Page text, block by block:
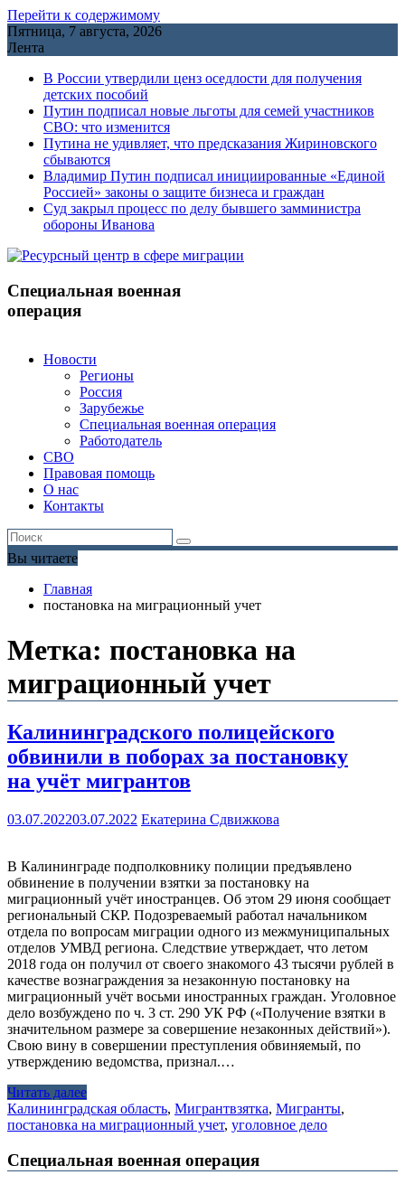
Перейти к содержимому
Пятница, 7 августа, 2026
Лента
В России утвердили ценз оседлости для получения
детских пособий
Путин подписал новые льготы для семей участников
СВО: что изменится
Путина не удивляет, что предсказания Жириновского
сбываются
Владимир Путин подписал инициированные «Единой
Россией» законы о защите бизнеса и граждан
Cуд закрыл процесс по делу бывшего замминистра
обороны Иванова
Специальная военная
операция
Новости
Регионы
Россия
Зарубежье
Специальная военная операция
Работодатель
СВО
Правовая помощь
О нас
Контакты
Вы читаете
Главная
постановка на миграционный учет
Метка: постановка на
миграционный учет
Калининградского полицейского
обвинили в поборах за постановку
на учёт мигрантов
03.07.202203.07.2022 Екатерина Сдвижкова
В Калининграде подполковнику полиции предъявлено
обвинение в получении взятки за постановку на
миграционный учёт иностранцев. Об этом 29 июня сообщает
региональный СКР. Подозреваемый работал начальником
отдела по вопросам миграции одного из межмуниципальных
отделов УМВД региона. Следствие утверждает, что летом
2018 года он получил от своего знакомого 43 тысячи рублей в
качестве вознаграждения за незаконную постановку на
миграционный учёт восьми иностранных граждан. Уголовное
дело возбуждено по ч. 3 ст. 290 УК РФ («Получение взятки в
значительном размере за совершение незаконных действий»).
Свою вину в совершении преступления обвиняемый, по
утверждению ведомства, признал.…
Читать далее
Калининградская область, Мигрантвзятка, Мигранты,
постановка на миграционный учет, уголовное дело
Специальная военная операция